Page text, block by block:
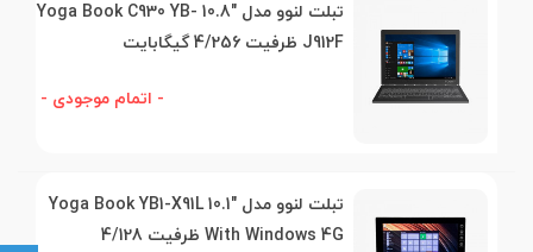
تبلت لنوو مدل "10.8 Yoga Book C930 YB-
J912F ظرفیت 4/256 گیگابایت
- اتمام موجودی -
تبلت لنوو مدل "10.1 Yoga Book YB1-X91L
With Windows 4G ظرفیت 4/128